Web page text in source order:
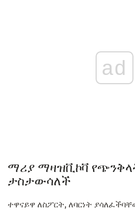
ad
ማሪያ ማዛዝቪኮቫ
ታስታውሳለች
ተዋናይዋ ለስፖርት, ለባርነት